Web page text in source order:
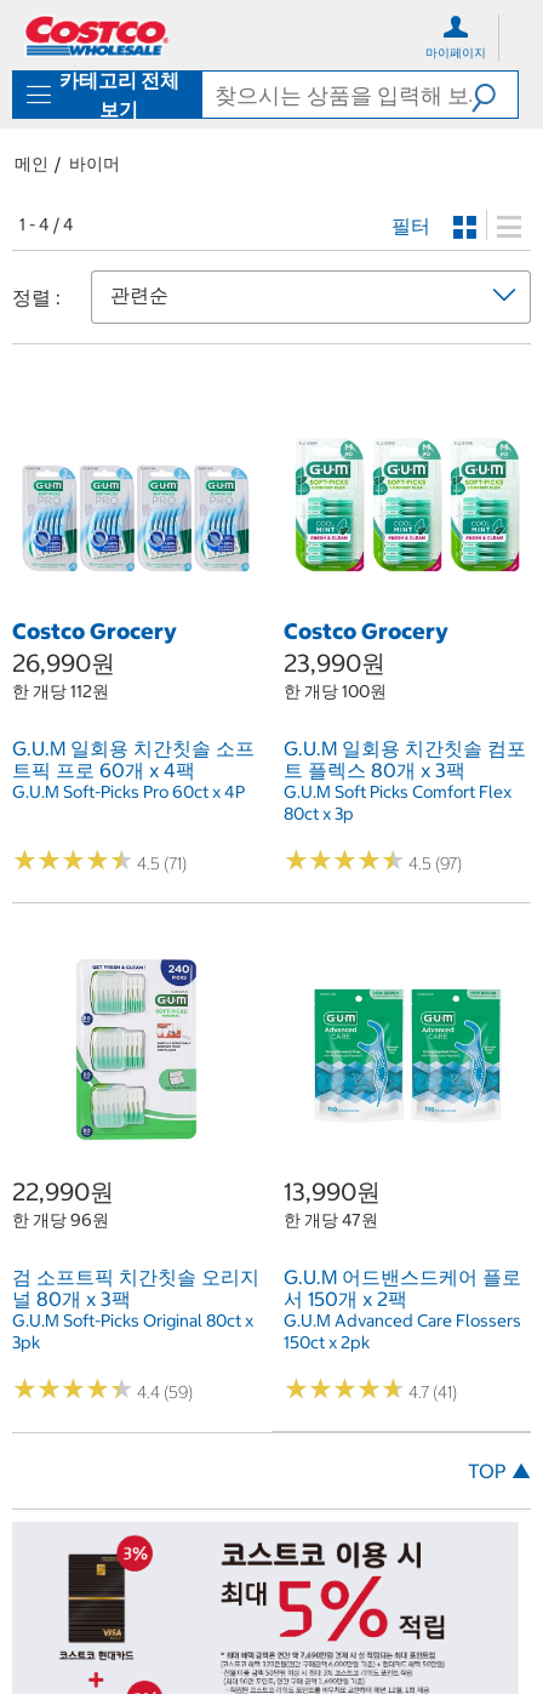
로
기
가
마이페이지
카테고리 전체
보기
메인 바이머
1 - 4 / 4 필터
정렬 :
Costco Grocery
26,990원
한 개당 112원
G.U.M 일회용 치간칫솔 소프
트픽 프로 60개 x 4팩
G.U.M Soft-Picks Pro 60ct x 4P
★★★★★
★★★★★ 4.5 (71)
Costco Grocery
23,990원
한 개당 100원
G.U.M 일회용 치간칫솔 컴포
트 플렉스 80개 x 3팩
G.U.M Soft Picks Comfort Flex
80ct x 3p
★★★★★
★★★★★ 4.5 (97)
22,990원
한 개당 96원
검 소프트픽 치간칫솔 오리지
널 80개 x 3팩
G.U.M Soft-Picks Original 80ct x
3pk
★★★★★
★★★★★ 4.4 (59)
13,990원
한 개당 47원
G.U.M 어드밴스드케어 플로
서 150개 x 2팩
G.U.M Advanced Care Flossers
150ct x 2pk
★★★★★
★★★★★ 4.7 (41)
TOP ▲